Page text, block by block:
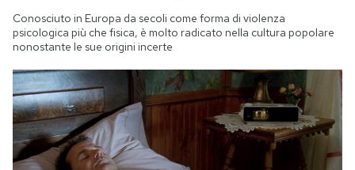
Conosciuto in Europa da secoli come forma di violenza
psicologica più che fisica, è molto radicato nella cultura popolare
nonostante le sue origini incerte